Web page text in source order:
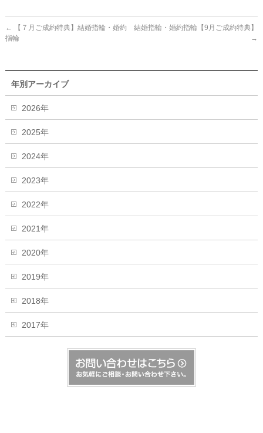
←
【７月ご成約特典】結婚指輪・婚約
指輪
結婚指輪・婚約指輪【9月ご成約特典】
→
年別アーカイブ
2026年
2025年
2024年
2023年
2022年
2021年
2020年
2019年
2018年
2017年